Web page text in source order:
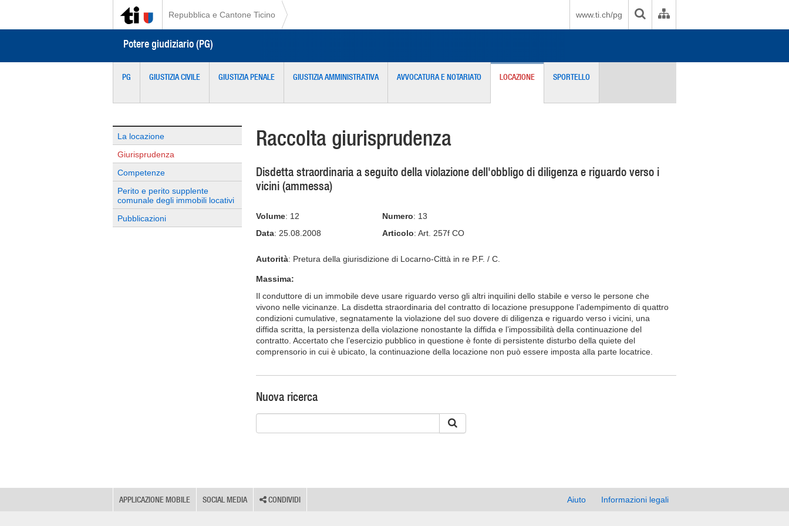
Repubblica e Cantone Ticino www.ti.ch/pg
Potere giudiziario (PG)
PG GIUSTIZIA CIVILE GIUSTIZIA PENALE GIUSTIZIA AMMINISTRATIVA AVVOCATURA E NOTARIATO LOCAZIONE SPORTELLO
La locazione
Giurisprudenza
Competenze
Perito e perito supplente
comunale degli immobili locativi
Pubblicazioni
Raccolta giurisprudenza
Disdetta straordinaria a seguito della violazione dell'obbligo di diligenza e riguardo verso i
vicini (ammessa)
Volume: 12
Data: 25.08.2008
Numero: 13
Articolo: Art. 257f CO
Autorità: Pretura della giurisdizione di Locarno-Città in re P.F. / C.
Massima:
Il conduttore di un immobile deve usare riguardo verso gli altri inquilini dello stabile e verso le persone che
vivono nelle vicinanze. La disdetta straordinaria del contratto di locazione presuppone l’adempimento di quattro
condizioni cumulative, segnatamente la violazione del suo dovere di diligenza e riguardo verso i vicini, una
diffida scritta, la persistenza della violazione nonostante la diffida e l’impossibilità della continuazione del
contratto. Accertato che l’esercizio pubblico in questione è fonte di persistente disturbo della quiete del
comprensorio in cui è ubicato, la continuazione della locazione non può essere imposta alla parte locatrice.
Nuova ricerca
APPLICAZIONE MOBILE SOCIAL MEDIA CONDIVIDI Aiuto Informazioni legali